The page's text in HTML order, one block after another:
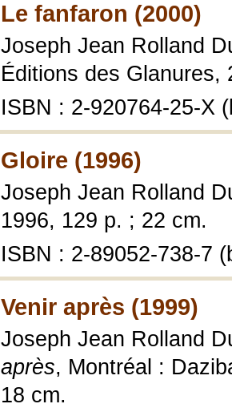
Le fanfaron (2000)
Joseph Jean Rolland
Éditions des Glanures,
ISBN : 2-920764-25-X
Gloire (1996)
Joseph Jean Rolland
1996, 129 p. ; 22 cm.
ISBN : 2-89052-738-7
Venir après (1999)
Joseph Jean Rolland
après, Montréal :
18 cm.